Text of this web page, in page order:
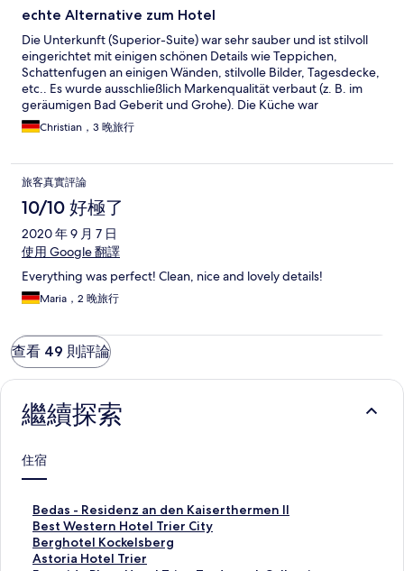
echte Alternative zum Hotel
Die Unterkunft (Superior-Suite) war sehr sauber und ist stilvoll
eingerichtet mit einigen schönen Details wie Teppichen,
Schattenfugen an einigen Wänden, stilvolle Bilder, Tagesdecke,
etc.. Es wurde ausschließlich Markenqualität verbaut (z. B. im
geräumigen Bad Geberit und Grohe). Die Küche war
ausgestattet mit Herd und Backofen, Töpfen und einigem an
(Koch)Geschirr. Auch eine Spülmaschine mit vorhandenen Tabs
Christian，3 晚旅行
旅客真實評論
10/10 好極了
2020 年 9 月 7 日
使用 Google 翻譯
Everything was perfect! Clean, nice and lovely details!
Maria，2 晚旅行
查看 49 則評論
繼續探索
住宿
Bedas - Residenz an den Kaiserthermen II
B
e
d
a
Best Western Hotel Trier City
B
e
s
Berghotel Kockelsberg
B
e
Astoria Hotel Trier
A